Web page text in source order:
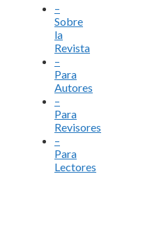
–
Sobre
la
Revista
–
Para
Autores
–
Para
Revisores
–
Para
Lectores